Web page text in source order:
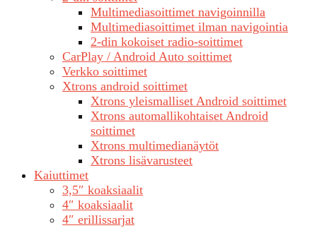
Multimediasoittimet navigoinnilla
Multimediasoittimet ilman navigointia
2-din kokoiset radio-soittimet
CarPlay / Android Auto soittimet
Verkko soittimet
Xtrons android soittimet
Xtrons yleismalliset Android soittimet
Xtrons automallikohtaiset Android
soittimet
Xtrons multimedianäytöt
Xtrons lisävarusteet
Kaiuttimet
3,5″ koaksiaalit
4″ koaksiaalit
4″ erillissarjat